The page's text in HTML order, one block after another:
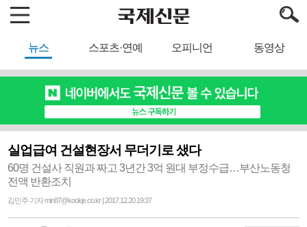
뉴스 스포츠·연예 오피니언 동영상
실업급여 건설현장서 무더기로 샜다
60명 건설사 직원과 짜고 3년간 3억 원대 부정수급…부산노동청
전액 반환조치
김민주 기자 min87@kookje.co.kr | 2017.12.20 19:37